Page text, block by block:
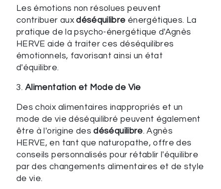
Les émotions non résolues peuvent
contribuer auxdéséquilibre énergétiques. La
pratique de la psycho-énergétique d'Agnès
HERVE aide à traiter ces déséquilibres
émotionnels, favorisant ainsi un état
d'équilibre.
3.Alimentation et Mode de Vie
Des choix alimentaires inappropriés et un
mode de vie déséquilibré peuvent également
être à l'origine desdéséquilibre. Agnès
HERVE, en tant que naturopathe, offre des
conseils personnalisés pour rétablir l'équilibre
par des changements alimentaires et de style
de vie.